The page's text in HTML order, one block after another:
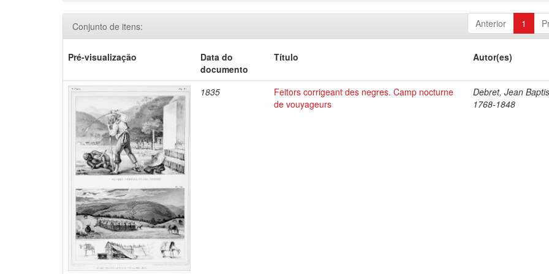
Anterior 1
Conjunto de itens:
Pré-visualização
Data do
documento
Título Autor(es)
1835
Feitors corrigeant des negres. Camp nocturne
de vouyageurs
Debret, Jean
1768-1848